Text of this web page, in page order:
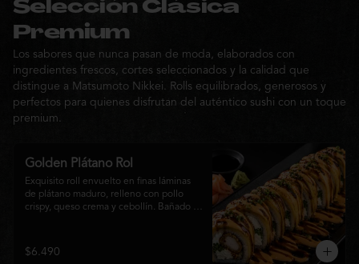
Selección Clásica
Premium
Los sabores que nunca pasan de moda, elaborados con
ingredientes frescos, cortes seleccionados y la calidad que
distingue a Matsumoto Nikkei. Rolls equilibrados, generosos y
perfectos para quienes disfrutan del auténtico sushi con un toque
premium.
Golden Plátano Rol
Exquisito roll envuelto en finas láminas
de plátano maduro, relleno con pollo
crispy, queso crema y cebollín. Bañado
tostado y cebollín fresco. Una
combinación perfecta entre el dulzor del
$6.490